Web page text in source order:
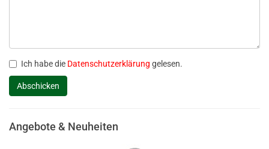
Ich habe die Datenschutzerklärung gelesen.
Angebote & Neuheiten